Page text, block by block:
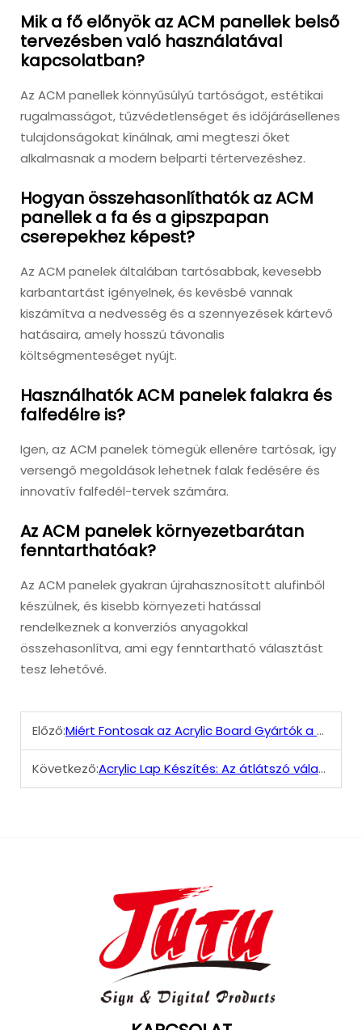
Mik a fő előnyök az ACM panellek belső
tervezésben való használatával
kapcsolatban?
Az ACM panellek könnyűsúlyú tartóságot, estétikai
rugalmasságot, tűzvédetlenséget és időjárásellenes
tulajdonságokat kínálnak, ami megteszi őket
alkalmasnak a modern belparti tértervezéshez.
Hogyan összehasonlíthatók az ACM
panellek a fa és a gipszpapan
cserepekhez képest?
Az ACM panelek általában tartósabbak, kevesebb
karbantartást igényelnek, és kevésbé vannak
kiszámítva a nedvesség és a szennyezések kártevő
hatásaira, amely hosszú távonalis
költségmenteséget nyújt.
Használhatók ACM panelek falakra és
falfedélre is?
Igen, az ACM panelek tömegük ellenére tartósak, így
versengő megoldások lehetnek falak fedésére és
innovatív falfedél-tervek számára.
Az ACM panelek környezetbarátan
fenntarthatóak?
Az ACM panelek gyakran újrahasznosított alufinből
készülnek, és kisebb környezeti hatással
rendelkeznek a konverziós anyagokkal
összehasonlítva, ami egy fenntartható választást
tesz lehetővé.
Előző:Miért Fontosak az Acrylic Board Gyártók a Vállalkozásod számára
Következő:Acrylic Lap Készítés: Az átlátszó választás az outdoor alkalmazásokhoz